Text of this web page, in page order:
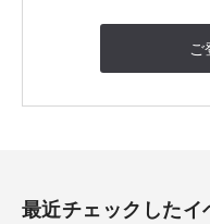
ご
最近チェックしたイ